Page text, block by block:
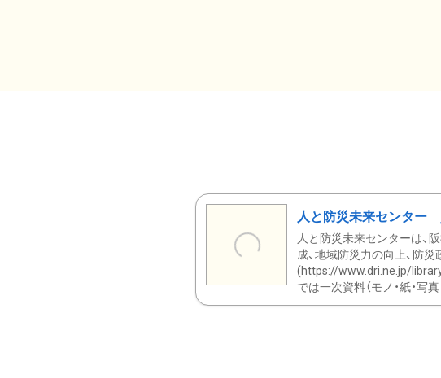
人と防災未来センター
人と防災未来センターは、
成、地域防災力の向上、防
(https://www.dri.ne.jp/
では一次資料（モノ・紙・写真